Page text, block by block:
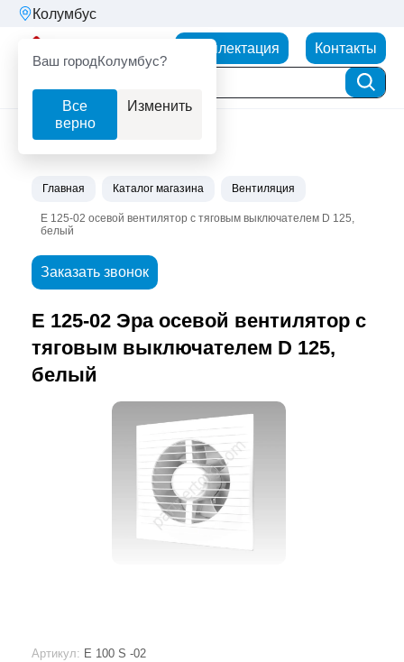
Колумбус
Ваш городКолумбус?
Все
верно
Изменить
Комплектация Контакты
Главная Каталог магазина Вентиляция
E 125-02 осевой вентилятор с тяговым выключателем D 125,
белый
Заказать звонок
Е 125-02 Эра осевой вентилятор с
тяговым выключателем D 125,
белый
Артикул: E 100 S -02